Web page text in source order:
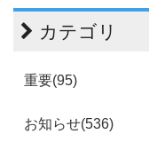
カテゴリ
重要(95)
お知らせ(536)